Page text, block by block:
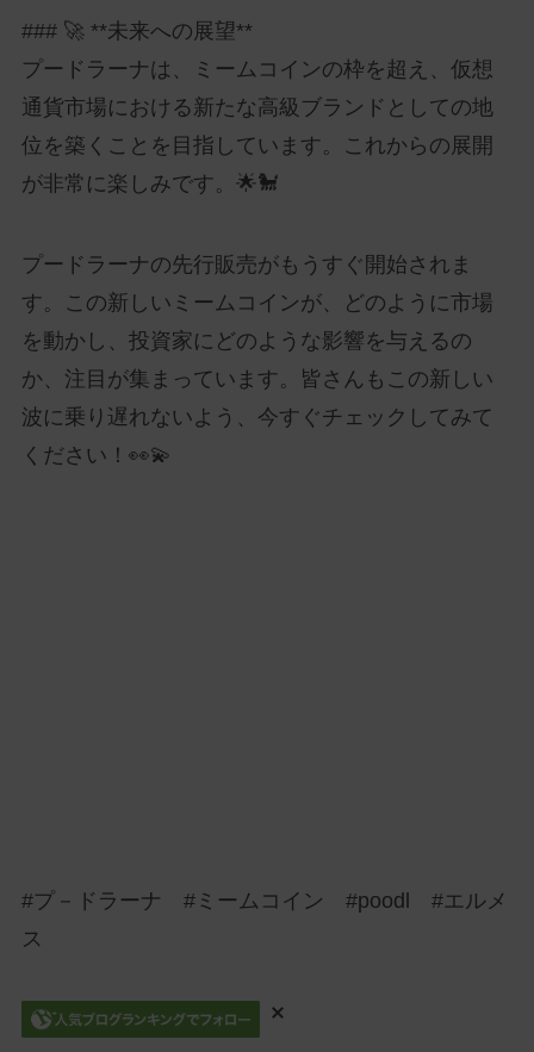
### 🚀 **未来への展望**
プードラーナは、ミームコインの枠を超え、仮想
通貨市場における新たな高級ブランドとしての地
位を築くことを目指しています。これからの展開
が非常に楽しみです。🌟🐩
プードラーナの先行販売がもうすぐ開始されま
す。この新しいミームコインが、どのように市場
を動かし、投資家にどのような影響を与えるの
か、注目が集まっています。皆さんもこの新しい
波に乗り遅れないよう、今すぐチェックしてみて
ください！👀💫
#プ－ドラーナ #ミームコイン #poodl #エルメ
ス